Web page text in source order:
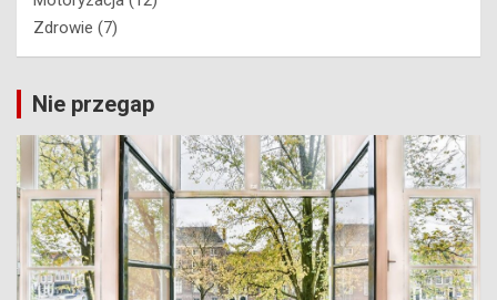
Zdrowie (7)
Nie przegap